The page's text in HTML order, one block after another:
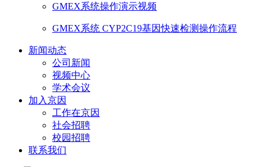
GMEX系统操作演示视频
GMEX系统 CYP2C19基因快速检测操作流程
新闻动态
公司新闻
视频中心
学术会议
加入京因
工作在京因
社会招聘
校园招聘
联系我们